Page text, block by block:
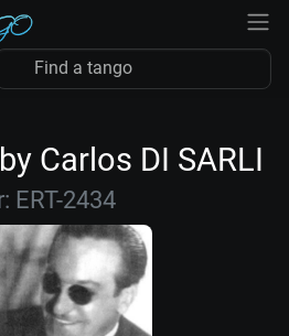
Carlos DI SARLI
ERT-2434